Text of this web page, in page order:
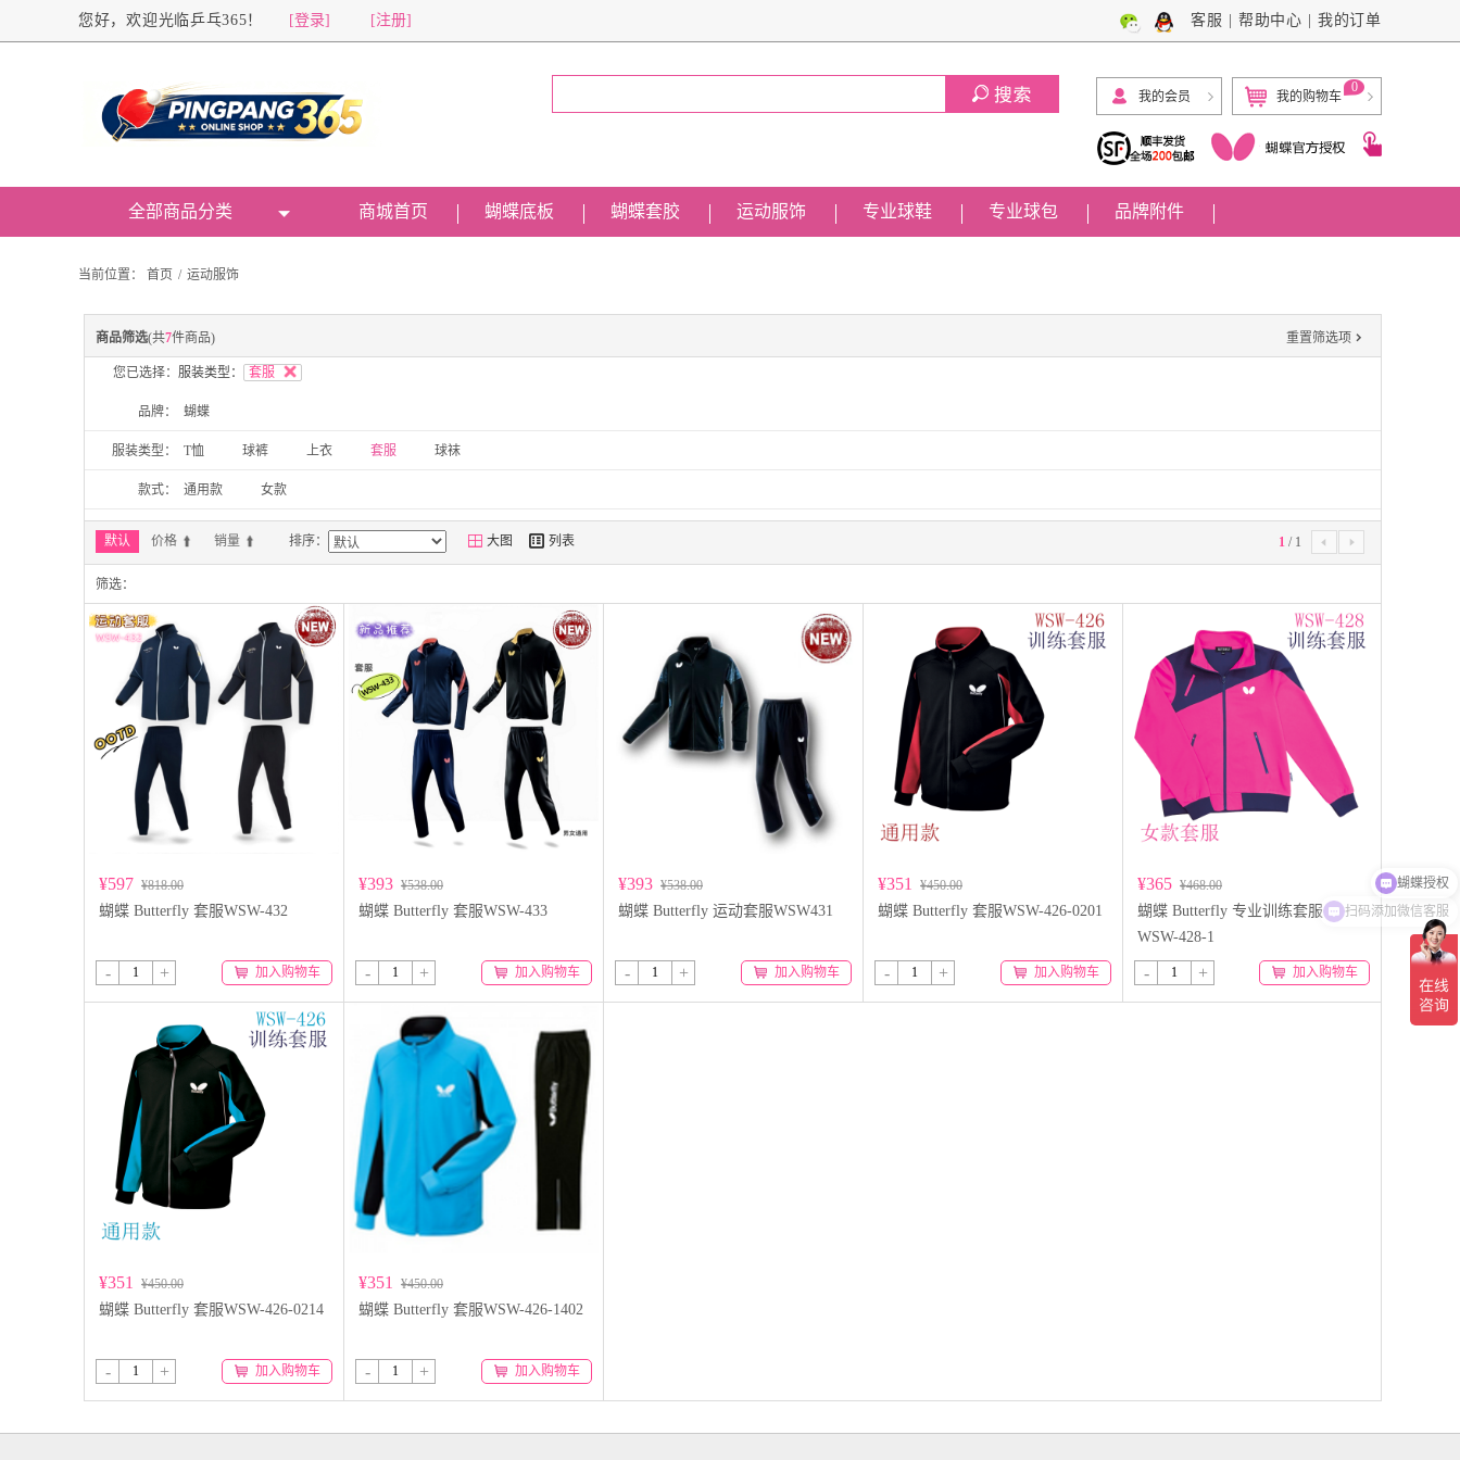
您好，欢迎光临乒乓365！ [登录] [注册] 客服 帮助中心 我的订单
我的会员 我的购物车
0
全部商品分类 商城首页 蝴蝶底板 蝴蝶套胶 运动服饰 专业球鞋 专业球包 品牌附件
当前位置： 首页 / 运动服饰
商品筛选(共7件商品) 重置筛选项 
您已选择： 服装类型： 套服
品牌： 蝴蝶
服装类型： T恤 球裤 上衣 套服 球袜
款式： 通用款 女款
默认 价格 销量 排序：  大图  列表 1 / 1  
筛选：
¥597 ¥818.00
蝴蝶 Butterfly 套服WSW-432
- + 加入购物车
¥393 ¥538.00
蝴蝶 Butterfly 套服WSW-433
- + 加入购物车
¥393 ¥538.00
蝴蝶 Butterfly 运动套服WSW431
- + 加入购物车
¥351 ¥450.00
蝴蝶 Butterfly 套服WSW-426-0201
- + 加入购物车
¥365 ¥468.00
蝴蝶 Butterfly 专业训练套服
WSW-428-1
- + 加入购物车
¥351 ¥450.00
蝴蝶 Butterfly 套服WSW-426-0214
- + 加入购物车
¥351 ¥450.00
蝴蝶 Butterfly 套服WSW-426-1402
- + 加入购物车
扫码添加微信客服